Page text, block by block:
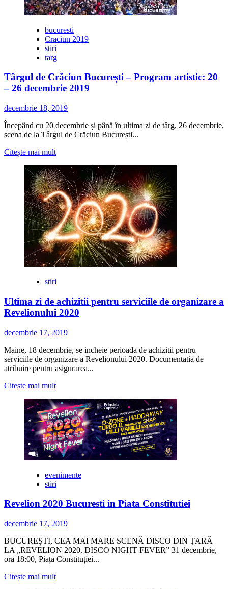
bucuresti
Craciun 2019
stiri
targ
Târgul de Crăciun București – Program artistic: 20
– 26 decembrie 2019
decembrie 18, 2019
Începând cu 20 decembrie și până în ultima zi de târg, 26 decembrie,
scena de la Târgul de Crăciun București...
Citește mai multCitește
multe
despre
Târgul
de
Crăciun
București
–
Program
artistic:
20
–
decembrie
stiri
Ultima zi de achizitii pentru serviciile de organizare a
Revelionului 2020
decembrie 17, 2019
Maine, 18 decembrie, se incheie perioada de achizitii pentru
serviciile de organizare a Revelionului 2020. Documentatia de
atribuire pentru asigurarea...
Citește mai multCitește
multe
despre
Ultima
zi
de
achizitii
pentru
de
organizare
Revelionului
evenimente
stiri
Revelion 2020 Bucuresti in Piata Constitutiei
decembrie 17, 2019
BUCUREȘTI, CEA MAI MARE SCENĂ DISCO DIN ȚARĂ
LA „REVELION 2020. DISCO NIGHT FEVER” 31 decembrie,
ora 18:00, Piața Constituției...
Citește mai multCitește